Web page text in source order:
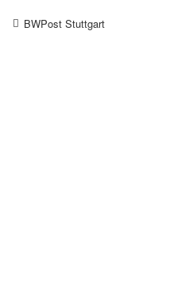
BWPost Stuttgart